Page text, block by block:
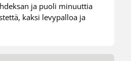
ja puoli minuuttia
kaksi levypalloa ja